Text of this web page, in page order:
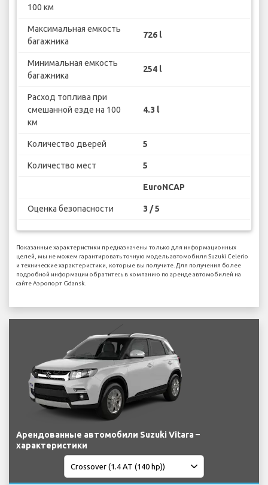
100 км
Максимальная емкость
багажника
726 l
Минимальная емкость
багажника
254 l
Расход топлива при
смешанной езде на 100
км
4.3 l
Количество дверей 5
Количество мест 5
EuroNCAP
Оценка безопасности 3 / 5
Показанные характеристики предназначены только для информационных
целей, мы не можем гарантировать точную модель автомобиля Suzuki Celerio
и технические характеристики, которые вы получите. Для получения более
подробной информации обратитесь в компанию по аренде автомобилей на
сайте Аэропорт Gdansk.
Арендованные автомобили Suzuki Vitara –
характеристики